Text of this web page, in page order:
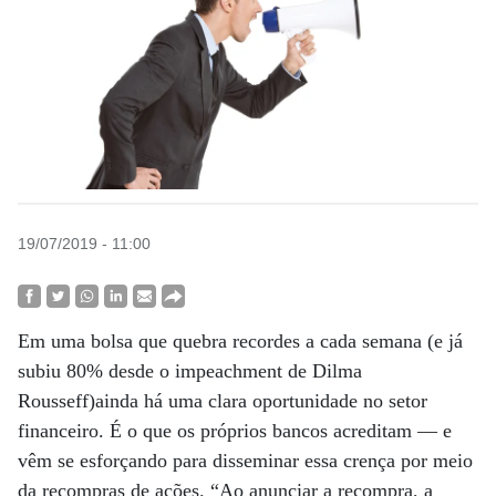
19/07/2019 - 11:00
Em uma bolsa que quebra recordes a cada semana (e já
subiu 80% desde o impeachment de Dilma
Rousseff)ainda há uma clara oportunidade no setor
financeiro. É o que os próprios bancos acreditam — e
vêm se esforçando para disseminar essa crença por meio
da recompras de ações. “Ao anunciar a recompra, a